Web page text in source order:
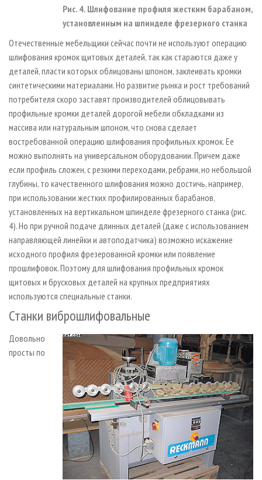
Рис. 4. Шлифование профиля жестким барабаном,
установленным на шпинделе фрезерного станка
Отечественные мебельщики сейчас почти не используют операцию
шлифования кромок щитовых деталей, так как стараются даже у
деталей, пласти которых облицованы шпоном, заклеивать кромки
синтетическими материалами. Но развитие рынка и рост требований
потребителя скоро заставят производителей облицовывать
профильные кромки деталей дорогой мебели обкладками из
массива или натуральным шпоном, что снова сделает
востребованной операцию шлифования профильных кромок. Ее
можно выполнять на универсальном оборудовании. Причем даже
если профиль сложен, с резкими переходами, ребрами, но небольшой
глубины, то качественного шлифования можно достичь, например,
при использовании жестких профилированных барабанов,
установленных на вертикальном шпинделе фрезерного станка (рис.
4). Но при ручной подаче длинных деталей (даже с использованием
направляющей линейки и автоподатчика) возможно искажение
исходного профиля фрезерованной кромки или появление
прошлифовок. Поэтому для шлифования профильных кромок
щитовых и брусковых деталей на крупных предприятиях
используются специальные станки.
Станки виброшлифовальные
Довольно
просты по